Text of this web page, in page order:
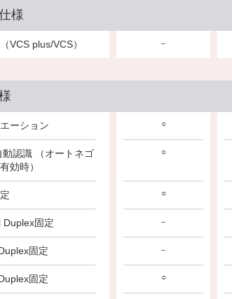
様
VCS plus/VCS）
4 －
ーション
認識 （オートネゴ
効時）
Duplex固定
固定
固定
○
○
○
○
－
－
○